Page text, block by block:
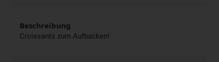
Beschreibung
Croissants zum Aufbacken!